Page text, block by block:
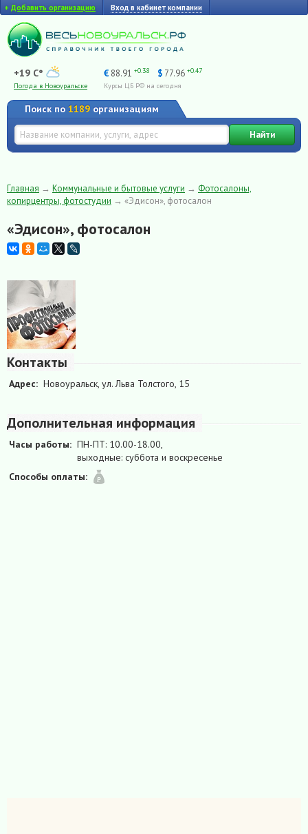
+ Добавить организацию Вход в кабинет компании
+19 C°
Погода в Новоуральске
€ 88.91 +0.38 $ 77.96 +0.47
Курсы ЦБ РФ на сегодня
Поиск по 1189 организациям
Найти
Главная → Коммунальные и бытовые услуги → Фотосалоны,
копирцентры, фотостудии → «Эдисон», фотосалон
«Эдисон», фотосалон
Контакты
Адрес: Новоуральск, ул. Льва Толстого, 15
Дополнительная информация
Часы работы: ПН-ПТ: 10.00-18.00,
выходные: суббота и воскресенье
Способы оплаты: